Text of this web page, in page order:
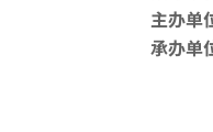
主办单
承办单
上海